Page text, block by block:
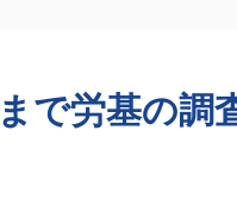
で労基の調